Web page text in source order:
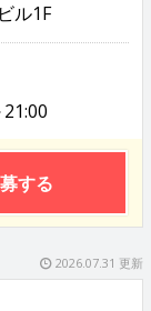
ル1F
する
2026.07.31 更新